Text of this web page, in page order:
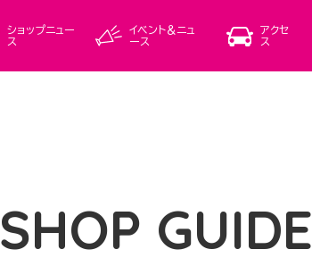
ショップニュー
ス
イベント＆ニュ
ース
アクセ
ス
SHOP GUIDE